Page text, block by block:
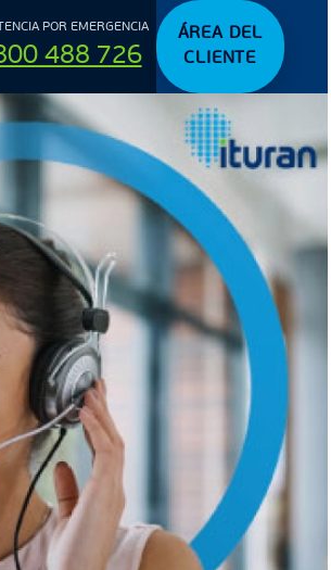
POR EMERGENCIA
488 726
ÁREA DEL
CLIENTE